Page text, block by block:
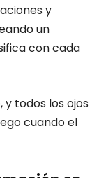
y
un
con cada
todos los ojos
cuando el